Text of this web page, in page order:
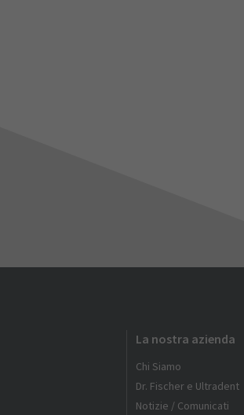
La nostra azienda
Chi Siamo
Dr. Fischer e Ultradent
Notizie / Comunicati